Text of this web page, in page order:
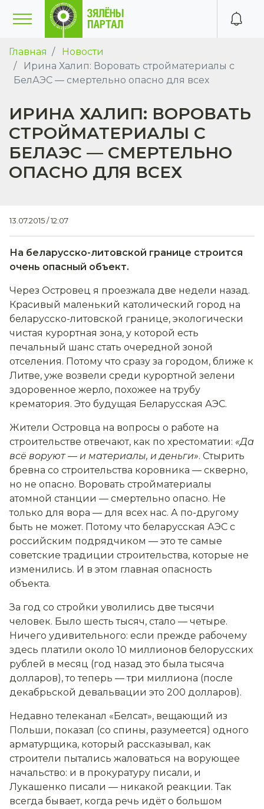
Главная
Новости
Ирина Халип: Воровать стройматериалы с
БелАЭС — смертельно опасно для всех
ИРИНА ХАЛИП: ВОРОВАТЬ
СТРОЙМАТЕРИАЛЫ С
БЕЛАЭС — СМЕРТЕЛЬНО
ОПАСНО ДЛЯ ВСЕХ
13.07.2015 / 12:07
На беларусско-литовской границе строится
очень опасный объект.
Через Островец я проезжала две недели назад.
Красивый маленький католический город на
беларусско-литовской границе, экологически
чистая курортная зона, у которой есть
печальный шанс стать очередной зоной
отселения. Потому что сразу за городом, ближе к
Литве, уже возвели среди курортной зелени
здоровенное жерло, похожее на трубу
крематория. Это будущая Беларусская АЭС.
Жители Островца на вопросы о работе на
строительстве отвечают, как по хрестоматии: «Да
всё воруют — и материалы, и деньги». Стырить
бревна со строительства коровника — скверно,
но не опасно. Воровать стройматериалы
атомной станции — смертельно опасно. Не
только для вора — для всех нас. А по-другому
быть не может. Потому что беларусская АЭС с
российским подрядчиком — это те самые
советские традиции строительства, которые не
изменились. И в этом главная опасность
объекта.
За год со стройки уволились две тысячи
человек. Было шесть тысяч, стало — четыре.
Ничего удивительного: если прежде рабочему
здесь платили около 10 миллионов белорусских
рублей в месяц (год назад это была тысяча
долларов), то теперь — три миллиона (после
декабрьской девальвации это 200 долларов).
Недавно телеканал «Белсат», вещающий из
Польши, показал (со спины, разумеется) одного
арматурщика, который рассказывал, как
строители пытались жаловаться на ворующее
начальство: и в прокуратуру писали, и
Лукашенко писали — никакой реакции. Так
всегда бывает, когда речь идёт о большом